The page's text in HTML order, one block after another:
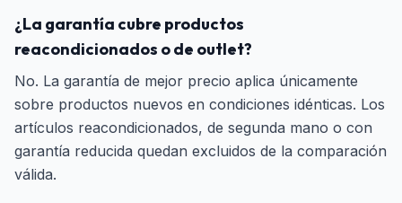
¿La garantía cubre productos
reacondicionados o de outlet?
No. La garantía de mejor precio aplica únicamente
sobre productos nuevos en condiciones idénticas. Los
artículos reacondicionados, de segunda mano o con
garantía reducida quedan excluidos de la comparación
válida.